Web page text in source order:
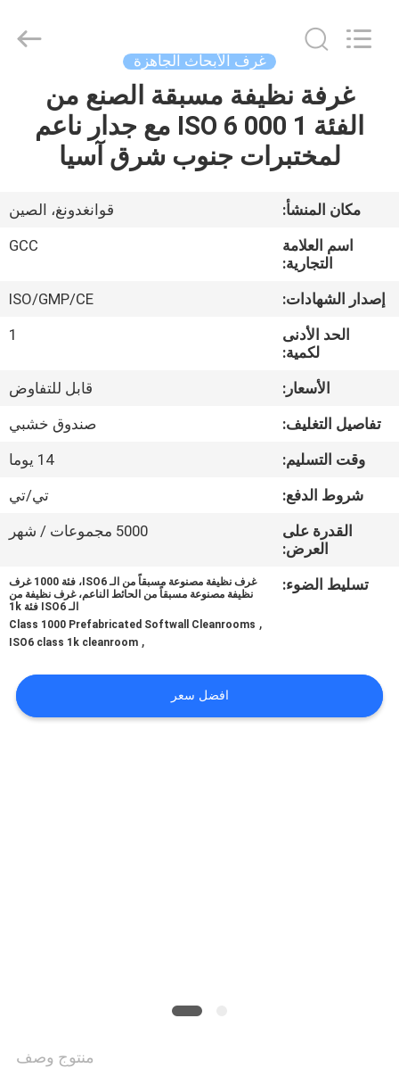
المنزل
المنتجات
مقاطع
فيديو
حولنا
المصنع
مراقبة
الجودة
الحالات
غرف الأبحاث الجاهزة
غرفة نظيفة مسبقة الصنع من
الفئة 1 000 ISO 6 مع جدار ناعم
لمختبرات جنوب شرق آسيا
مكان المنشأ:
قوانغدونغ، الصين
اسم العلامة
التجارية:
GCC
إصدار الشهادات:
ISO/GMP/CE
الحد الأدنى
لكمية:
1
الأسعار:
قابل للتفاوض
تفاصيل التغليف:
صندوق خشبي
وقت التسليم:
14 يوما
شروط الدفع:
تي/تي
القدرة على
العرض:
5000 مجموعات / شهر
تسليط الضوء:
غرف نظيفة مصنوعة مسبقاً من الـ ISO6، فئة 1000 غرف
نظيفة مصنوعة مسبقاً من الحائط الناعم، غرف نظيفة من
الـ ISO6 فئة 1k
,
Class 1000 Prefabricated Softwall Cleanrooms
,
ISO6 class 1k cleanroom
افضل سعر
منتوج وصف